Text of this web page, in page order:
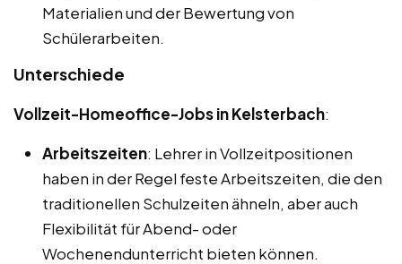
Materialien und der Bewertung von
Schülerarbeiten.
Unterschiede
Vollzeit-Homeoffice-Jobs in Kelsterbach:
Arbeitszeiten: Lehrer in Vollzeitpositionen
haben in der Regel feste Arbeitszeiten, die den
traditionellen Schulzeiten ähneln, aber auch
Flexibilität für Abend- oder
Wochenendunterricht bieten können.